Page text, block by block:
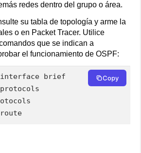
redes dentro del grupo o área.
su tabla de topología y arme la
o en Packet Tracer. Utilice
que se indican a
el funcionamiento de OSPF:
interface brief
Copy